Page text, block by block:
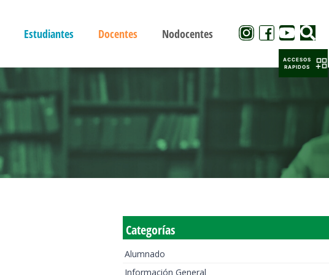
Estudiantes Docentes Nodocentes
Categorías
Alumnado
Información General
ACCESOS
RAPIDOS